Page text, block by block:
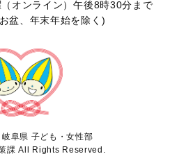
オンライン）午後8時30分まで
盆、年末年始を除く)
阜県 子ども・女性部
課 All Rights Reserved.